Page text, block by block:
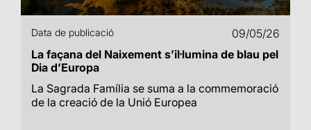
Data de publicació
09/05/26
La façana del Naixement s’il·lumina de blau pel
Dia d’Europa
La Sagrada Família se suma a la commemoració
de la creació de la Unió Europea